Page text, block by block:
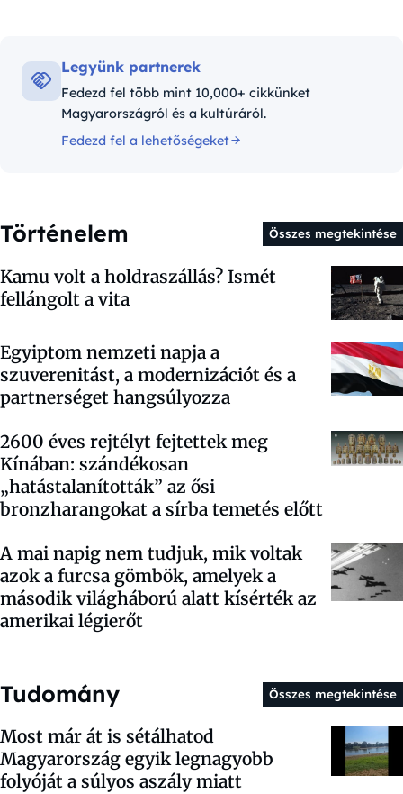
Legyünk partnerek
Fedezd fel több mint 10,000+ cikkünket
Magyarországról és a kultúráról.
Fedezd fel a lehetőségeket
Történelem Összes megtekintése
Kamu volt a holdraszállás? Ismét
fellángolt a vita
Egyiptom nemzeti napja a
szuverenitást, a modernizációt és a
partnerséget hangsúlyozza
2600 éves rejtélyt fejtettek meg
Kínában: szándékosan
„hatástalanították” az ősi
bronzharangokat a sírba temetés előtt
A mai napig nem tudjuk, mik voltak
azok a furcsa gömbök, amelyek a
második világháború alatt kísérték az
amerikai légierőt
Tudomány Összes megtekintése
Most már át is sétálhatod
Magyarország egyik legnagyobb
folyóját a súlyos aszály miatt